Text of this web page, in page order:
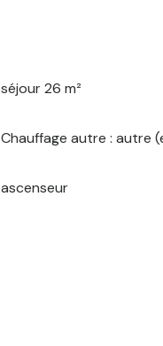
séjour 26 m²
Chauffage autre : autre
ascenseur